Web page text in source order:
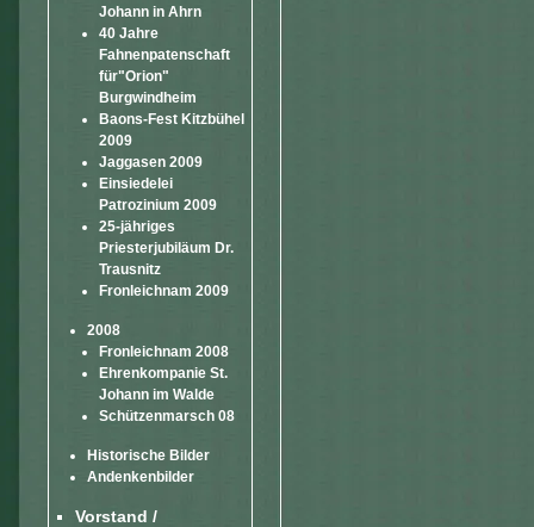
Johann in Ahrn
40 Jahre
Fahnenpatenschaft
für"Orion"
Burgwindheim
Baons-Fest Kitzbühel
2009
Jaggasen 2009
Einsiedelei
Patrozinium 2009
25-jähriges
Priesterjubiläum Dr.
Trausnitz
Fronleichnam 2009
2008
Fronleichnam 2008
Ehrenkompanie St.
Johann im Walde
Schützenmarsch 08
Historische Bilder
Andenkenbilder
Vorstand /